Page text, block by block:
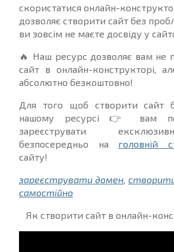
скористатися онлайн-
дозволяє створити сайт без
ви зовсім не маєте досвіду у
🔥 Наш ресурс дозволяє вам не
сайт в онлайн-конструкторі,
абсолютно безкоштовно!
Для того щоб створити сайт
нашому ресурсі 👉 вам
зареєструвати
безпосередньо на головній
сайту!
зареєструвати домен,
самостійно
Як створити сайт в онлайн-